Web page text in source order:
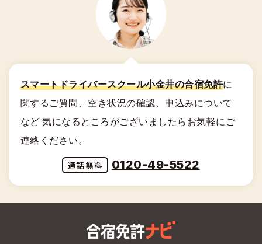
スマートドライバースクール小金井の合宿免許に
関する ご質問、空き状況の確認、申込みについて
など 気になるところがございましたらお気軽にご
連絡ください。
0120-49-5522